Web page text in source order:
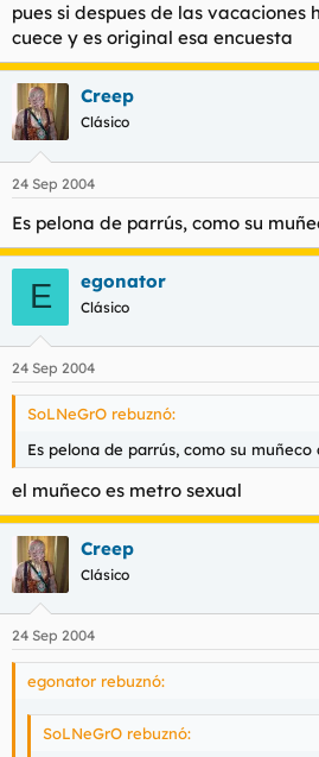
pues si despues de las vacaciones
cuece y es original esa encuesta
Creep
Clásico
24 Sep 2004
Es pelona de parrús, como su
E egonator
Clásico
24 Sep 2004
SoLNeGrO rebuznó:
Es pelona de parrús, como su muñeco
el muñeco es metro sexual
Creep
Clásico
24 Sep 2004
egonator rebuznó:
SoLNeGrO rebuznó: